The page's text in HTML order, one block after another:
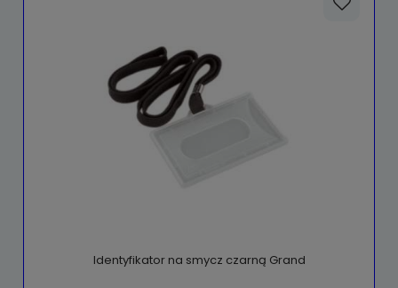
Identyfikator na smycz czarną Grand